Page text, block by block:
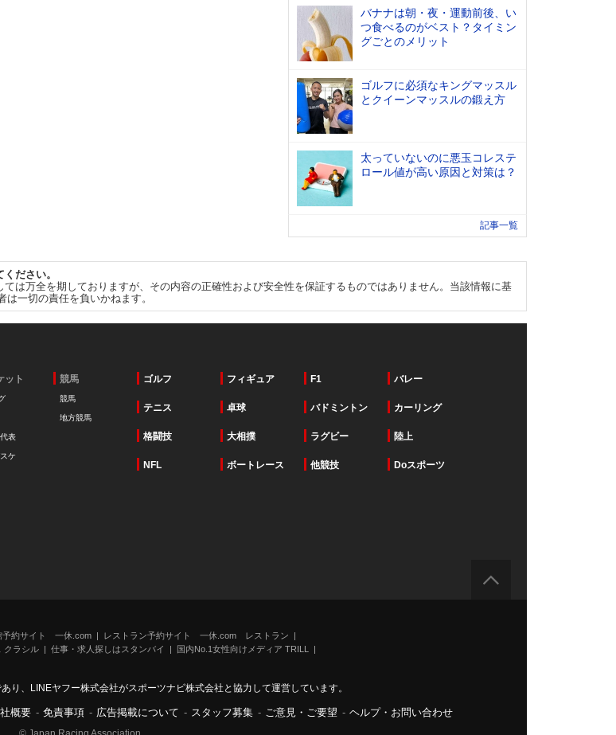
バナナは朝・夜・運動前後、い
つ食べるのがベスト？タイミン
グごとのメリット
ゴルフに必須なキングマッスル
とクイーンマッスルの鍛え方
太っていないのに悪玉コレステ
ロール値が高い原因と対策は？
記事一覧
ださい。
は万全を期しておりますが、その内容の正確性および安全性を保証するものではありません。当該情報に基
一切の責任を負いかねます。
ット
表
ケ
競馬
競馬
地方競馬
ゴルフ フィギュア F1 バレー
テニス 卓球 バドミントン カーリング
格闘技 大相撲 ラグビー 陸上
NFL ボートレース 他競技 Doスポーツ
予約サイト 一休.com
レストラン予約サイト 一休.com レストラン
クラシル 仕事・求人探しはスタンバイ
国内No.1女性向けメディア TRILL
り、LINEヤフー株式会社がスポーツナビ株式会社と協力して運営しています。
概要 - 免責事項 - 広告掲載について - スタッフ募集 - ご意見・ご要望 - ヘルプ・お問い合わせ